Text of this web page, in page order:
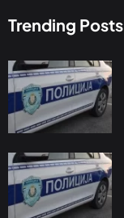
Trending Posts